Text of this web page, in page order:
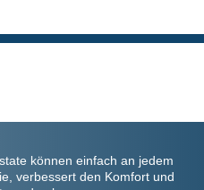
können einfach an jedem
verbessert den Komfort und